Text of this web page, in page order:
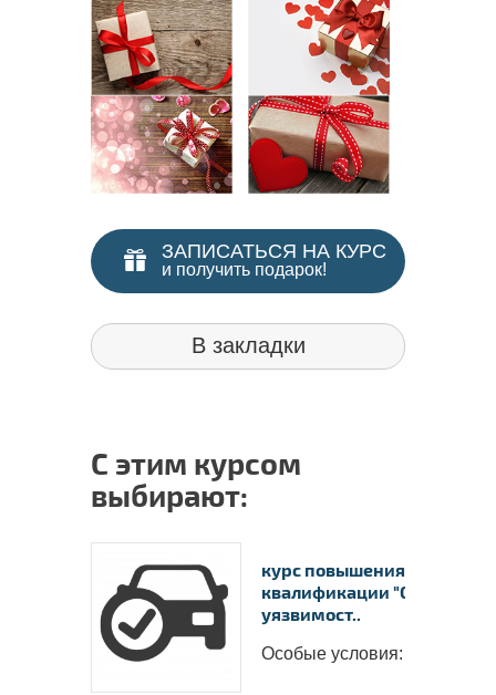
ЗАПИСАТЬСЯ НА КУРС
и получить подарок!
В закладки
С этим курсом
выбирают:
курс повышения
квалификации "Оценка
уязвимост..
Особые условия: ..